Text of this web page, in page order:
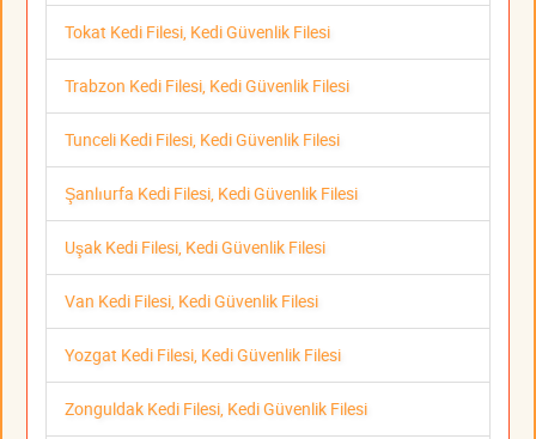
Tokat Kedi Filesi, Kedi Güvenlik Filesi
Trabzon Kedi Filesi, Kedi Güvenlik Filesi
Tunceli Kedi Filesi, Kedi Güvenlik Filesi
Şanlıurfa Kedi Filesi, Kedi Güvenlik Filesi
Uşak Kedi Filesi, Kedi Güvenlik Filesi
Van Kedi Filesi, Kedi Güvenlik Filesi
Yozgat Kedi Filesi, Kedi Güvenlik Filesi
Zonguldak Kedi Filesi, Kedi Güvenlik Filesi